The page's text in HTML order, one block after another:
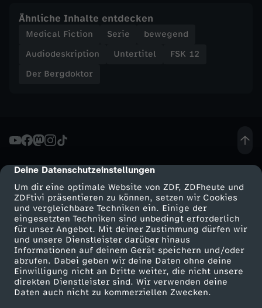
cmp-dialog-description
Deine Datenschutzeinstellungen
Um dir eine optimale Website von ZDF, ZDFheute und
ZDFtivi präsentieren zu können, setzen wir Cookies
und vergleichbare Techniken ein. Einige der
eingesetzten Techniken sind unbedingt erforderlich
für unser Angebot. Mit deiner Zustimmung dürfen wir
und unsere Dienstleister darüber hinaus
Informationen auf deinem Gerät speichern und/oder
abrufen. Dabei geben wir deine Daten ohne deine
Einwilligung nicht an Dritte weiter, die nicht unsere
direkten Dienstleister sind. Wir verwenden deine
Daten auch nicht zu kommerziellen Zwecken.
Ähnliche Inhalte entdecken
Medical Fiction Serie
bewegend
Audiodeskription
Untertitel
FSK 12
Der Bergdoktor
Mehr ZDF
ZDF-Apps
Smart TV
ZDFtext
Service
ZDFmitreden
Kontakt zum ZDF
Tickets